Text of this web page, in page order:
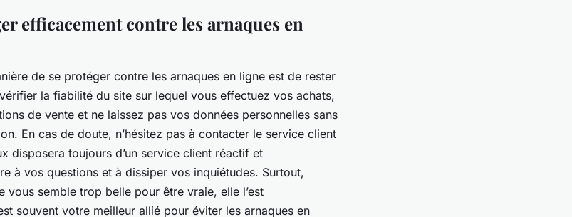
efficacement contre les arnaques en
de se protéger contre les arnaques en ligne est de rester
la fiabilité du site sur lequel vous effectuez vos achats,
de vente et ne laissez pas vos données personnelles sans
En cas de doute, n’hésitez pas à contacter le service client
disposera toujours d’un service client réactif et
à vos questions et à dissiper vos inquiétudes. Surtout,
vous semble trop belle pour être vraie, elle l’est
souvent votre meilleur allié pour éviter les arnaques en